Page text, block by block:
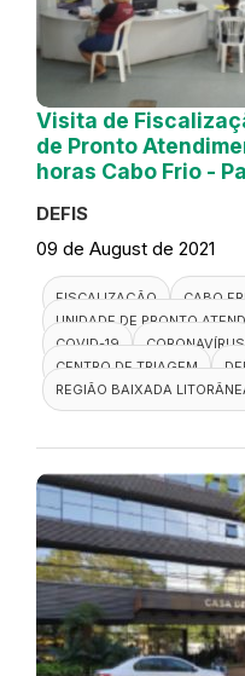
Visita de
de Pronto
horas Cabo Frio -
DEFIS
09 de August de 2021
FISCALIZAÇÃO
CABO
UNIDADE DE PRONTO
COVID-19
CORONAVÍRUS
CENTRO DE TRIAGEM
REGIÃO BAIXADA